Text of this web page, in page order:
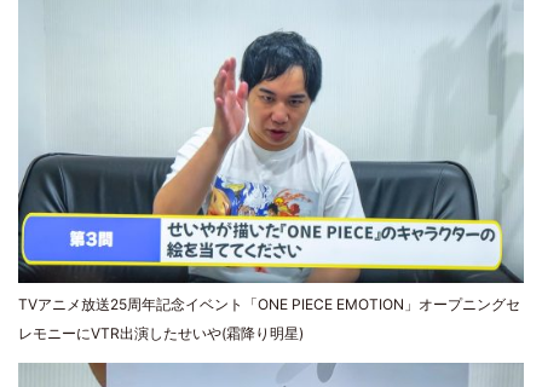
TVアニメ放送25周年記念イベント「ONE PIECE EMOTION」オープニングセ
レモニーにVTR出演したせいや(霜降り明星)